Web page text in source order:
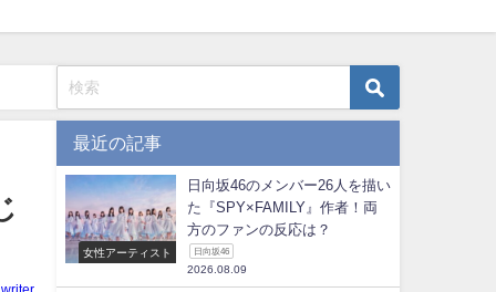
最近の記事
女性アーティスト
日向坂46のメンバー26人を描い
た『SPY×FAMILY』作者！両
方のファンの反応は？
日向坂46
2026.08.09